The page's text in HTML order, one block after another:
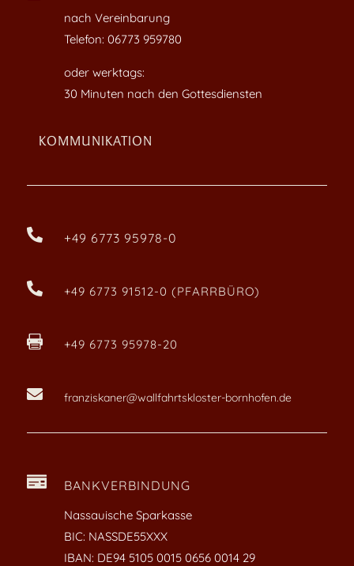
nach Vereinbarung
Telefon: 06773 959780
oder werktags:
30 Minuten nach den Gottesdiensten
KOMMUNIKATION
 +49 6773 95978-0
 +49 6773 91512-0 (PFARRBÜRO)
 +49 6773 95978-20
 franziskaner@wallfahrtskloster-bornhofen.de
 BANKVERBINDUNG
Nassauische Sparkasse
BIC: NASSDE55XXX
IBAN: DE94 5105 0015 0656 0014 29